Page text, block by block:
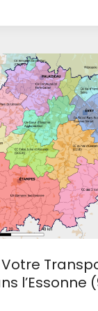
l’Essonne